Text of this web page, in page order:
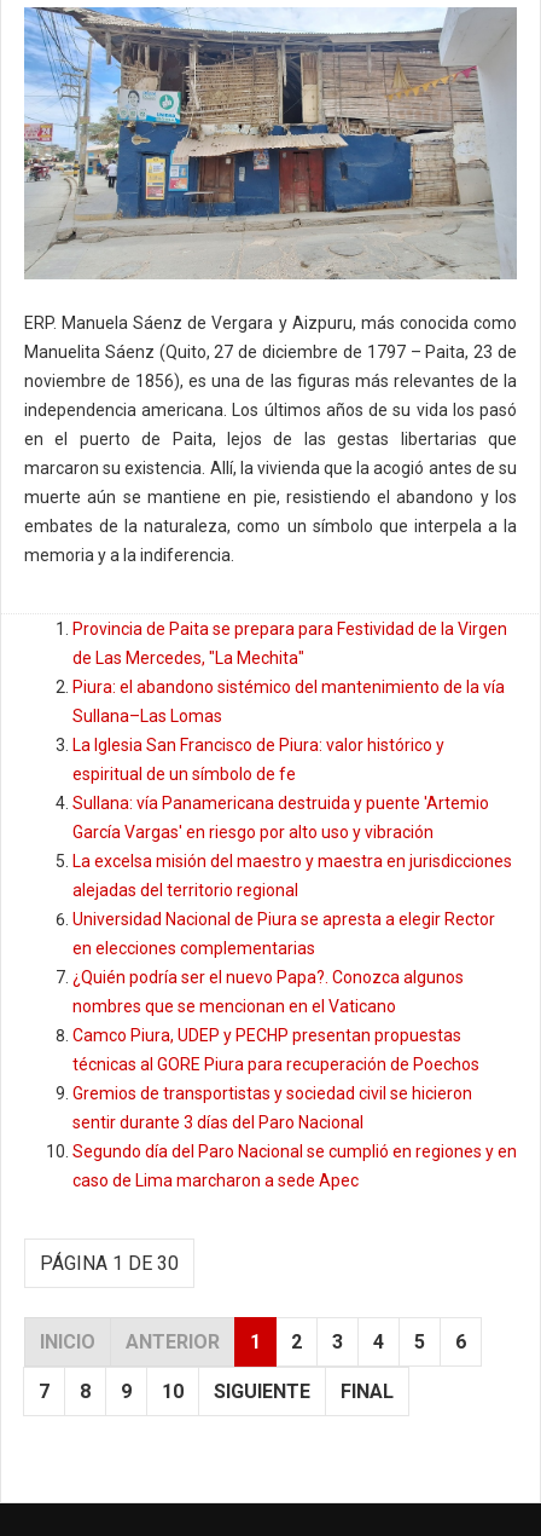
ERP. Manuela Sáenz de Vergara y Aizpuru, más conocida como
Manuelita Sáenz (Quito, 27 de diciembre de 1797 – Paita, 23 de
noviembre de 1856), es una de las figuras más relevantes de la
independencia americana. Los últimos años de su vida los pasó
en el puerto de Paita, lejos de las gestas libertarias que
marcaron su existencia. Allí, la vivienda que la acogió antes de su
muerte aún se mantiene en pie, resistiendo el abandono y los
embates de la naturaleza, como un símbolo que interpela a la
memoria y a la indiferencia.
Provincia de Paita se prepara para Festividad de la Virgen
de Las Mercedes, "La Mechita"
Piura: el abandono sistémico del mantenimiento de la vía
Sullana–Las Lomas
La Iglesia San Francisco de Piura: valor histórico y
espiritual de un símbolo de fe
Sullana: vía Panamericana destruida y puente 'Artemio
García Vargas' en riesgo por alto uso y vibración
La excelsa misión del maestro y maestra en jurisdicciones
alejadas del territorio regional
Universidad Nacional de Piura se apresta a elegir Rector
en elecciones complementarias
¿Quién podría ser el nuevo Papa?. Conozca algunos
nombres que se mencionan en el Vaticano
Camco Piura, UDEP y PECHP presentan propuestas
técnicas al GORE Piura para recuperación de Poechos
Gremios de transportistas y sociedad civil se hicieron
sentir durante 3 días del Paro Nacional
Segundo día del Paro Nacional se cumplió en regiones y en
caso de Lima marcharon a sede Apec
PÁGINA 1 DE 30
INICIO ANTERIOR 1 2 3 4 5 6
7 8 9 10 SIGUIENTE FINAL